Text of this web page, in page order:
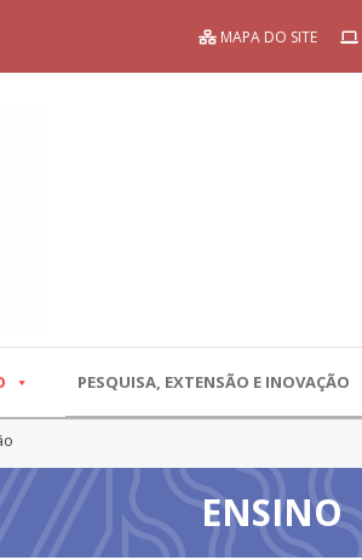
MAPA DO SITE
PESQUISA, EXTENSÃO E INOVAÇÃO
ENSINO